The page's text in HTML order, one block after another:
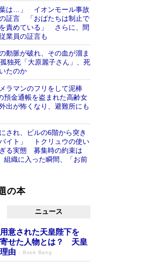
葉は…」 イオンモール事故
証言 「おばたちは制止で
責めている」 さらに、間
業員の証言も
動脈が破れ、その血が溜ま
独死「大原麗子さん」、死
たのか
ラマンのフリをして泥棒
金通帳を盗まれた高齢女
が怖くなり、避難所にも
され、ビルの6階から突き
イト」 トクリュウの使い
る実態 募集時の約束は
組織に入った瞬間、「お前
の本
ニュース
意された天皇陛下を
寄せた人物とは？ 天皇
由
Book Bang